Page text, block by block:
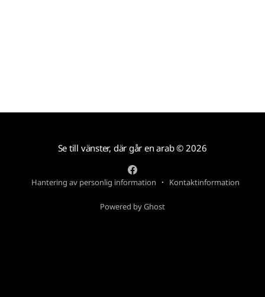
Se till vänster, där går en arab© 2026
Hantering av personlig information Kontaktinformation
Powered by Ghost